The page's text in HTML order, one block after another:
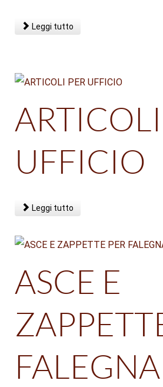
Leggi tutto
UFFICIO
Leggi tutto
ASCE E